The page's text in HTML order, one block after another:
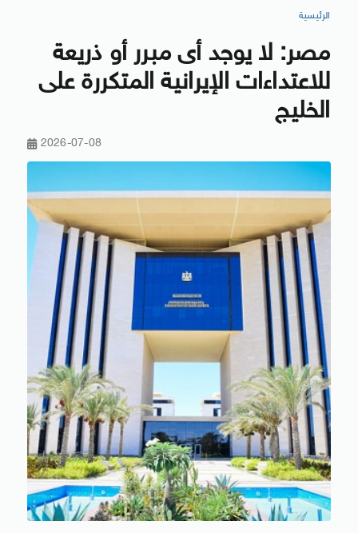
الرئيسية
مصر: لا يوجد أى مبرر أو ذريعة
للاعتداءات الإيرانية المتكررة على
الخليج
2026-07-08